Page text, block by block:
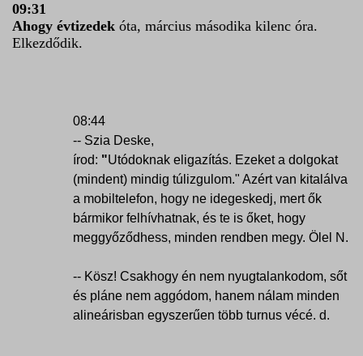
09:31
Ahogy évtizedek óta, március másodika kilenc óra.
Elkezdődik.
08:44
-- Szia Deske,
írod: "Utódoknak eligazítás. Ezeket a dolgokat
(mindent) mindig túlizgulom." Azért van kitalálva
a mobiltelefon, hogy ne idegeskedj, mert ők
bármikor felhívhatnak, és te is őket, hogy
meggyőződhess, minden rendben megy. Ölel N.
-- Kösz! Csakhogy én nem nyugtalankodom, sőt
és pláne nem aggódom, hanem nálam minden
alineárisban egyszerűen több turnus vécé. d.